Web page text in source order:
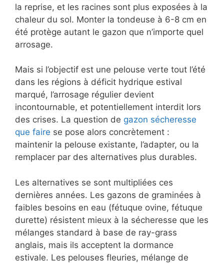
la reprise, et les racines sont plus exposées à la
chaleur du sol. Monter la tondeuse à 6-8 cm en
été protège autant le gazon que n’importe quel
arrosage.
Mais si l’objectif est une pelouse verte tout l’été
dans les régions à déficit hydrique estival
marqué, l’arrosage régulier devient
incontournable, et potentiellement interdit lors
des crises. La question de gazon sécheresse
que faire se pose alors concrètement :
maintenir la pelouse existante, l’adapter, ou la
remplacer par des alternatives plus durables.
Les alternatives se sont multipliées ces
dernières années. Les gazons de graminées à
faibles besoins en eau (fétuque ovine, fétuque
durette) résistent mieux à la sécheresse que les
mélanges standard à base de ray-grass
anglais, mais ils acceptent la dormance
estivale. Les pelouses fleuries, mélange de